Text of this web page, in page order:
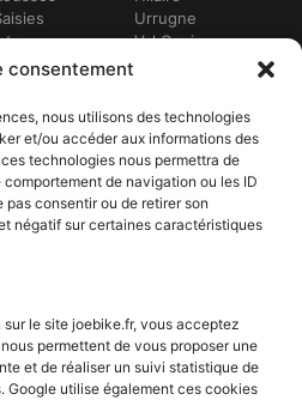
consentement
nous utilisons des technologies
et/ou accéder aux informations des
technologies nous permettra de
de navigation ou les ID
pas consentir ou de retirer son
négatif sur certaines caractéristiques
le site joebike.fr, vous acceptez
permettent de vous proposer une
et de réaliser un suivi statistique de
Google utilise également ces cookies
Sauveur
Urrugne
Val Cenis
Valberg
Vars
Vendays-
Montalivet
Villard-de-Lans
Villarodin-Bourget